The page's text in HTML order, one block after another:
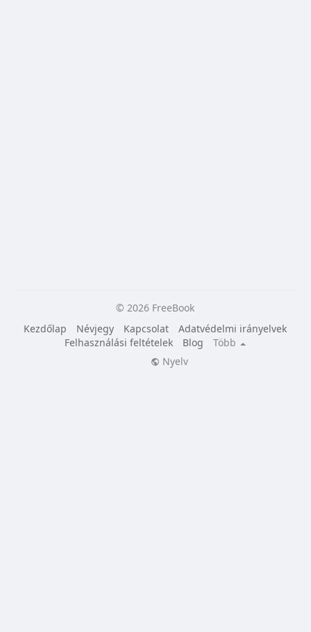
© 2026 FreeBook
Kezdőlap
Névjegy Kapcsolat
Adatvédelmi irányelvek
Felhasználási feltételek
Blog
Több
Nyelv